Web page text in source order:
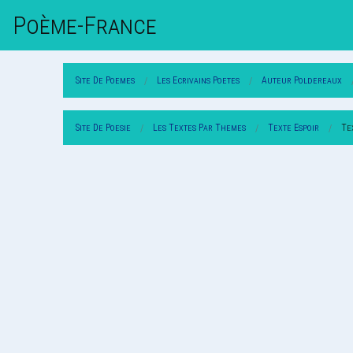
Poème-FrAnce
Site De Poemes Les Ecrivains Poetes Auteur Poldereaux
Site De Poesie Les Textes Par Themes Texte Espoir